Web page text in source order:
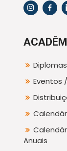
Eventos
Anuais